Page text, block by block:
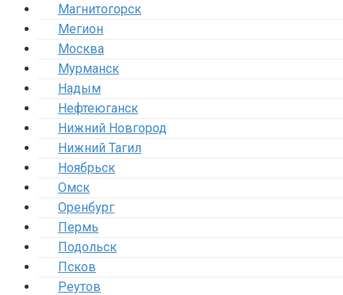
Магнитогорск
Мегион
Москва
Мурманск
Надым
Нефтеюганск
Нижний Новгород
Нижний Тагил
Ноябрьск
Омск
Оренбург
Пермь
Подольск
Псков
Реутов